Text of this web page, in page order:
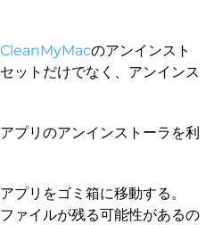
CleanMyMacのアンインスト
ットだけでなく、アンインス
プリのアンインストーラを利
プリをゴミ箱に移動する。
ァイルが残る可能性があるの